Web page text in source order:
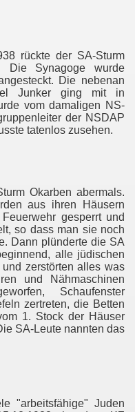
rückte der SA-Sturm
Die Synagoge wurde
Die nebenan
Junker ging mit in
vom damaligen NS-
der NSDAP
tatenlos zusehen.
Okarben abermals.
aus ihren Häusern
gesperrt und
so dass man sie noch
Dann plünderte die SA
alle jüdischen
zerstörten alles was
und Nähmaschinen
Schaufenster
zertreten, die Betten
1. Stock der Häuser
SA-Leute nannten das
"arbeitsfähige" Juden